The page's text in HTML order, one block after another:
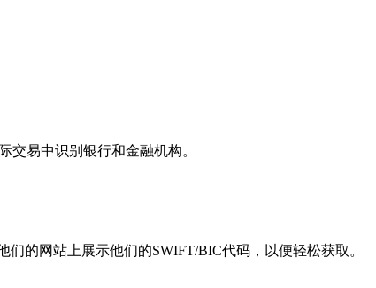
易中识别银行和金融机构。
的网站上展示他们的SWIFT/BIC代码，以便轻松获取。